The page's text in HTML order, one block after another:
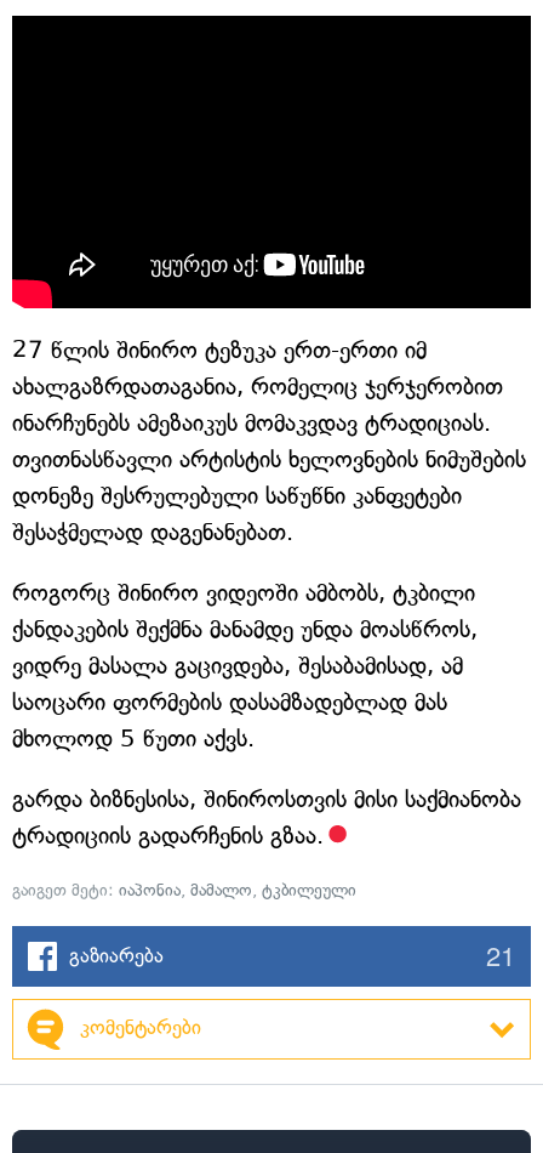
27 წლის შინირო ტეზუკა ერთ-ერთი იმ
ახალგაზრდათაგანია, რომელიც ჯერჯერობით
ინარჩუნებს ამეზაიკუს მომაკვდავ ტრადიციას.
თვითნასწავლი არტისტის ხელოვნების ნიმუშების
დონეზე შესრულებული საწუწნი კანფეტები
შესაჭმელად დაგენანებათ.
როგორც შინირო ვიდეოში ამბობს, ტკბილი
ქანდაკების შექმნა მანამდე უნდა მოასწროს,
ვიდრე მასალა გაცივდება, შესაბამისად, ამ
საოცარი ფორმების დასამზადებლად მას
მხოლოდ 5 წუთი აქვს.
გარდა ბიზნესისა, შინიროსთვის მისი საქმიანობა
ტრადიციის გადარჩენის გზაა.
გაიგეთ მეტი: იაპონია, მამალო, ტკბილეული
გაზიარება 21
კომენტარები